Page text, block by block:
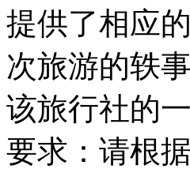
提供了相应
次旅游的轶
该旅行社的
要求：请根